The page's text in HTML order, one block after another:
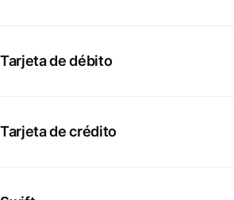
Tarjeta de débito
Tarjeta de crédito